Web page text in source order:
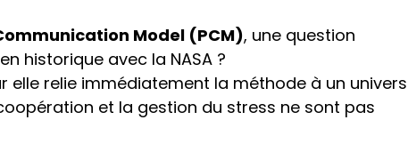
Model (PCM), une question
historique avec la NASA ?
elle relie immédiatement la méthode à un univers
et la gestion du stress ne sont pas